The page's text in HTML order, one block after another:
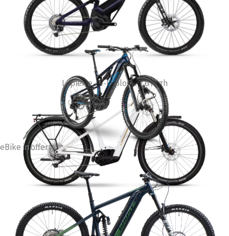
Lapierre - e-Explorer 7.6 High
eBike in offerta